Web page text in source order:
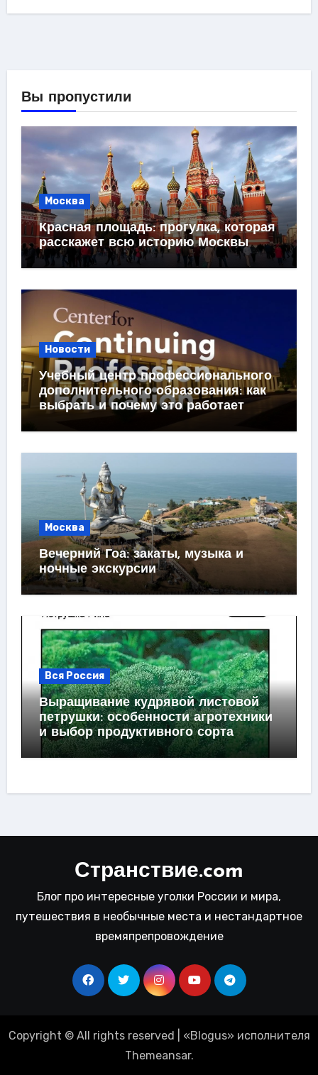
Вы пропустили
Москва
Красная площадь: прогулка, которая
расскажет всю историю Москвы
Новости
Учебный центр профессионального
дополнительного образования: как
выбрать и почему это работает
Москва
Вечерний Гоа: закаты, музыка и
ночные экскурсии
Вся Россия
Выращивание кудрявой листовой
петрушки: особенности агротехники
и выбор продуктивного сорта
Странствие.com
Блог про интересные уголки России и мира,
путешествия в необычные места и нестандартное
времяпрепровождение
Copyright © All rights reserved «Blogus» исполнителя
Themeansar.